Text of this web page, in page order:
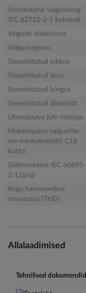
Nominaalne valgusvoog
IEC 62722-2-1 kohaselt
Valgusti efektiivsus
Valgustugevus
Sisseehitatud pikkus
Sisseehitatud laius
Sisseehitatud kõrgus
Sisseehitatud läbimõõt
Ühendatava juhi ristlõige.
Maksimaalne valgustite
arv minikaitselüliti C16
kohta
Süttivuskatse IEC 60695-
2-11järgi
Kogu harmooniline
moonutus (THD)
Allalaadimised
Tehnilised dokumendid